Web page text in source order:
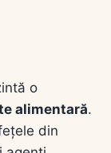
o
alimentară.
din